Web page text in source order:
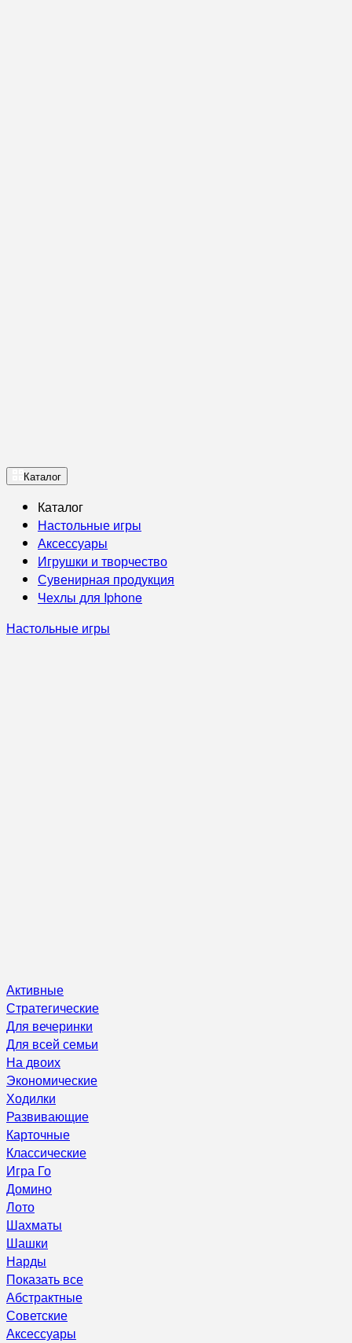
Каталог
Каталог
Настольные игры
Аксессуары
Игрушки и творчество
Сувенирная продукция
Чехлы для Iphone
Настольные игры
Активные
Стратегические
Для вечеринки
Для всей семьи
На двоих
Экономические
Ходилки
Развивающие
Карточные
Классические
Игра Го
Домино
Лото
Шахматы
Шашки
Нарды
Показать все
Абстрактные
Советские
Аксессуары